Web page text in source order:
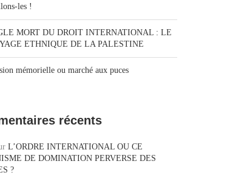
les !
MORT DU DROIT INTERNATIONAL : LE
ETHNIQUE DE LA PALESTINE
mémorielle ou marché aux puces
récents
L’ORDRE INTERNATIONAL OU CE
DE DOMINATION PERVERSE DES
?